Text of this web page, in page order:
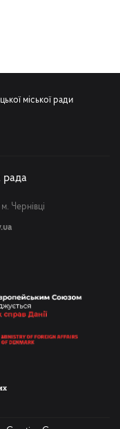
міської ради
рада
Чернівці